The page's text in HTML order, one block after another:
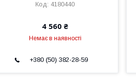
4180440
4 560 ₴
Немає в наявності
+380 (50) 382-28-59